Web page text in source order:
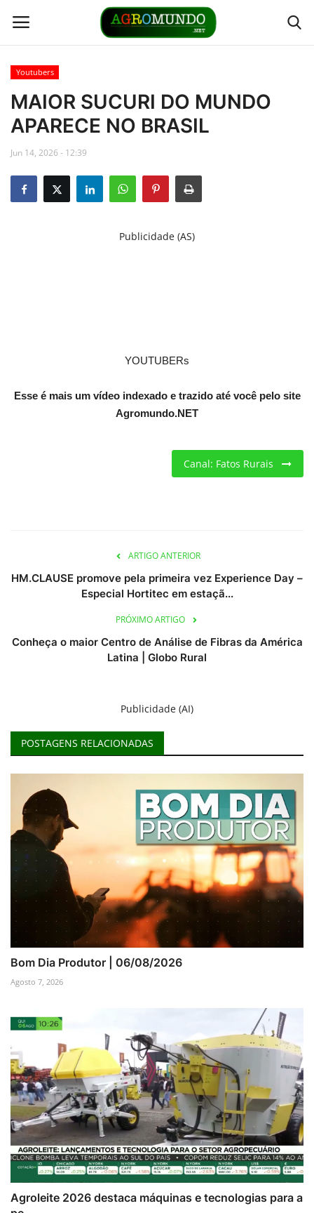
Home
Contato
Direto da Fonte
Youtubers
MAIOR SUCURI DO MUNDO
APARECE NO BRASIL
Jun 14, 2026 - 12:39
Publicidade (AS)
YOUTUBERs
Esse é mais um vídeo indexado e trazido até você pelo site
Agromundo.NET
Canal: Fatos Rurais
ARTIGO ANTERIOR
HM.CLAUSE promove pela primeira vez Experience Day –
Especial Hortitec em estaçã...
PRÓXIMO ARTIGO
Conheça o maior Centro de Análise de Fibras da América
Latina | Globo Rural
Publicidade (AI)
POSTAGENS RELACIONADAS
Bom Dia Produtor | 06/08/2026
Agosto 7, 2026
Agroleite 2026 destaca máquinas e tecnologias para a